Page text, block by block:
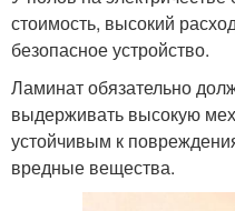
стоимость, высокий
безопасное устройство.
Ламинат обязательно
выдерживать высокую
устойчивым к
вредные вещества.